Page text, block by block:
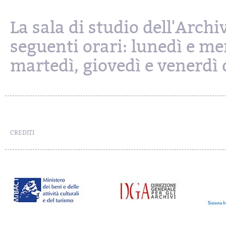
La sala di studio
seguenti orari: lunedì e
martedì, giovedì e venerdì
CREDITI